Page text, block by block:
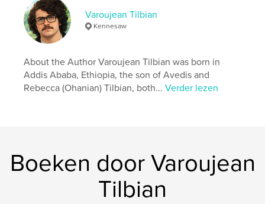
Datum publiceren:
TaalEnglish
Trefwoorden
history
Varoujean Tilbian
Kennesaw
About the Author Varoujean Tilbian was born in
Addis Ababa, Ethiopia, the son of Avedis and
Rebecca (Ohanian) Tilbian, both...Verder lezen
Boeken door Varoujean
Tilbian